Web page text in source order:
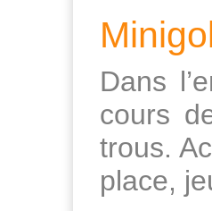
Dans
cours
trous.
place,